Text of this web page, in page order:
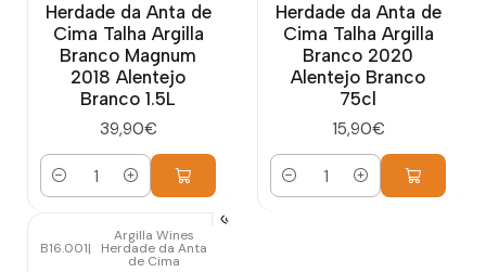
Herdade da Anta de
Cima Talha Argilla
Branco Magnum
2018 Alentejo
Branco 1.5L
39,90€
Quantidade
Herdade da Anta de
Cima Talha Argilla
Branco 2020
Alentejo Branco
75cl
15,90€
Quantidade
B16.001|
Argilla Wines
Herdade da Anta
de Cima